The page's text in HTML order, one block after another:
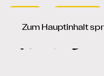
Zum Hauptinhalt
Sprache auswählen
de en